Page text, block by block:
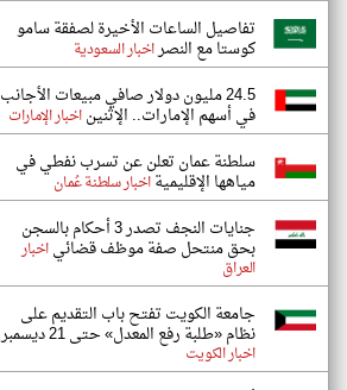
تفاصيل الساعات الأخيرة لصفقة سامو
كوستا مع النصراخبار السعودية
24.5 مليون دولار صافي مبيعات الأجانب
في أسهم الإمارات.. الإثنيناخبار الإمارات
سلطنة عمان تعلن عن تسرب نفطي في
مياهها الإقليميةاخبار سلطنة عُمان
جنايات النجف تصدر 3 أحكام بالسجن
بحق منتحل صفة موظف قضائياخبار
العراق
جامعة الكويت تفتح باب التقديم على
نظام «طلبة رفع المعدل» حتى 21 ديسمبر
اخبار الكويت